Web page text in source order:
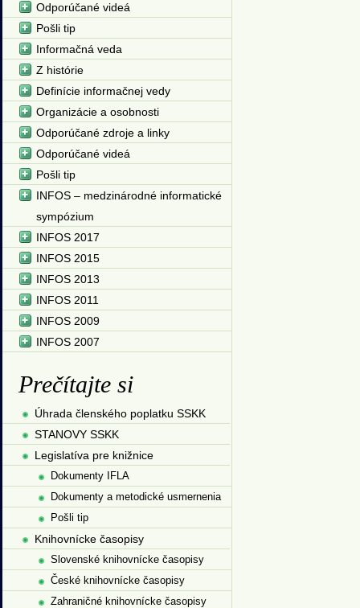
Odporúčané videá
Pošli tip
Informačná veda
Z histórie
Definície informačnej vedy
Organizácie a osobnosti
Odporúčané zdroje a linky
Odporúčané videá
Pošli tip
INFOS – medzinárodné informatické
sympózium
INFOS 2017
INFOS 2015
INFOS 2013
INFOS 2011
INFOS 2009
INFOS 2007
Prečítajte si
Úhrada členského poplatku SSKK
STANOVY SSKK
Legislatíva pre knižnice
Dokumenty IFLA
Dokumenty a metodické usmernenia
Pošli tip
Knihovnícke časopisy
Slovenské knihovnícke časopisy
České knihovnícke časopisy
Zahraničné knihovnícke časopisy